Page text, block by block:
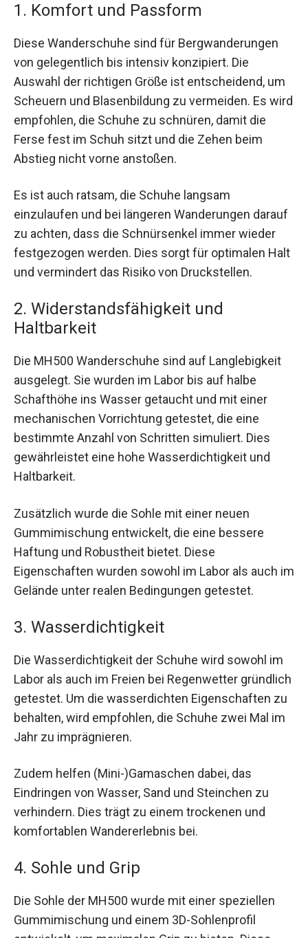
1. Komfort und Passform
Diese Wanderschuhe sind für Bergwanderungen
von gelegentlich bis intensiv konzipiert. Die
Auswahl der richtigen Größe ist entscheidend, um
Scheuern und Blasenbildung zu vermeiden. Es wird
empfohlen, die Schuhe zu schnüren, damit die
Ferse fest im Schuh sitzt und die Zehen beim
Abstieg nicht vorne anstoßen.
Es ist auch ratsam, die Schuhe langsam
einzulaufen und bei längeren Wanderungen darauf
zu achten, dass die Schnürsenkel immer wieder
festgezogen werden. Dies sorgt für optimalen Halt
und vermindert das Risiko von Druckstellen.
2. Widerstandsfähigkeit und
Haltbarkeit
Die MH500 Wanderschuhe sind auf Langlebigkeit
ausgelegt. Sie wurden im Labor bis auf halbe
Schafthöhe ins Wasser getaucht und mit einer
mechanischen Vorrichtung getestet, die eine
bestimmte Anzahl von Schritten simuliert. Dies
gewährleistet eine hohe Wasserdichtigkeit und
Haltbarkeit.
Zusätzlich wurde die Sohle mit einer neuen
Gummimischung entwickelt, die eine bessere
Haftung und Robustheit bietet. Diese
Eigenschaften wurden sowohl im Labor als auch im
Gelände unter realen Bedingungen getestet.
3. Wasserdichtigkeit
Die Wasserdichtigkeit der Schuhe wird sowohl im
Labor als auch im Freien bei Regenwetter gründlich
getestet. Um die wasserdichten Eigenschaften zu
behalten, wird empfohlen, die Schuhe zwei Mal im
Jahr zu imprägnieren.
Zudem helfen (Mini-)Gamaschen dabei, das
Eindringen von Wasser, Sand und Steinchen zu
verhindern. Dies trägt zu einem trockenen und
komfortablen Wandererlebnis bei.
4. Sohle und Grip
Die Sohle der MH500 wurde mit einer speziellen
Gummimischung und einem 3D-Sohlenprofil